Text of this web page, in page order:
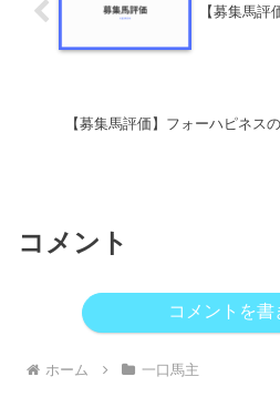
【募集馬
【募集馬評価】フォーハピネス
コメント
コメントを書
ホーム 一口馬主